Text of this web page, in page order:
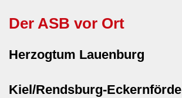
Der ASB vor Ort
Herzogtum Lauenburg
Kiel/Rendsburg-Eckernförde